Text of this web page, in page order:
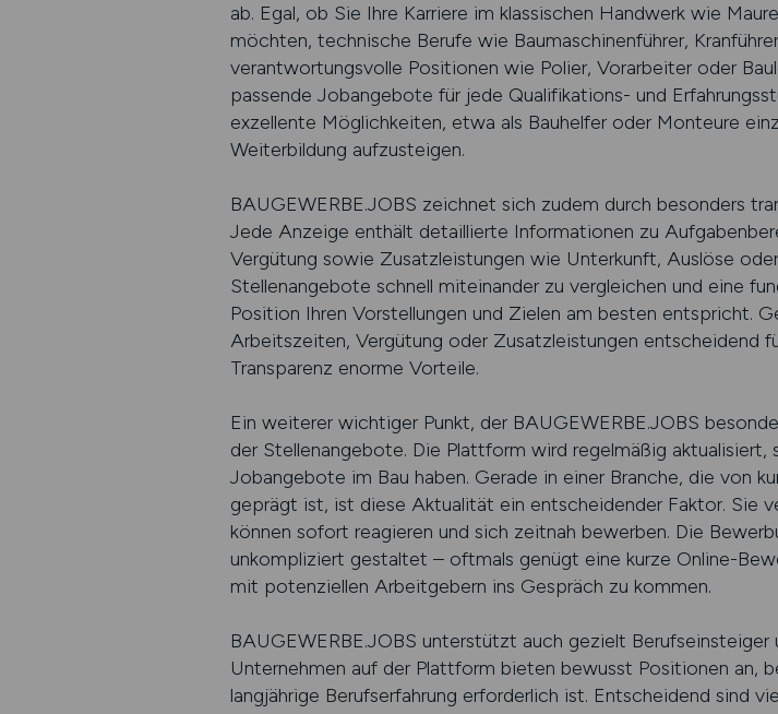
ab. Egal, ob Sie Ihre Karriere im klassischen Handwerk wie
möchten, technische Berufe wie Baumaschinenführer,
verantwortungsvolle Positionen wie Polier, Vorarbeiter oder
passende Jobangebote für jede Qualifikations- und
exzellente Möglichkeiten, etwa als Bauhelfer oder Monteure
Weiterbildung aufzusteigen.
BAUGEWERBE.JOBS zeichnet sich zudem durch besonders
Jede Anzeige enthält detaillierte Informationen zu
Vergütung sowie Zusatzleistungen wie Unterkunft, Auslöse
Stellenangebote schnell miteinander zu vergleichen und eine
Position Ihren Vorstellungen und Zielen am besten entspricht.
Arbeitszeiten, Vergütung oder Zusatzleistungen entscheidend
Transparenz enorme Vorteile.
Ein weiterer wichtiger Punkt, der BAUGEWERBE.JOBS
der Stellenangebote. Die Plattform wird regelmäßig
Jobangebote im Bau haben. Gerade in einer Branche, die von
geprägt ist, ist diese Aktualität ein entscheidender Faktor. Sie
können sofort reagieren und sich zeitnah bewerben. Die
unkompliziert gestaltet – oftmals genügt eine kurze Online-
mit potenziellen Arbeitgebern ins Gespräch zu kommen.
BAUGEWERBE.JOBS unterstützt auch gezielt
Unternehmen auf der Plattform bieten bewusst Positionen an,
langjährige Berufserfahrung erforderlich ist. Entscheidend sind